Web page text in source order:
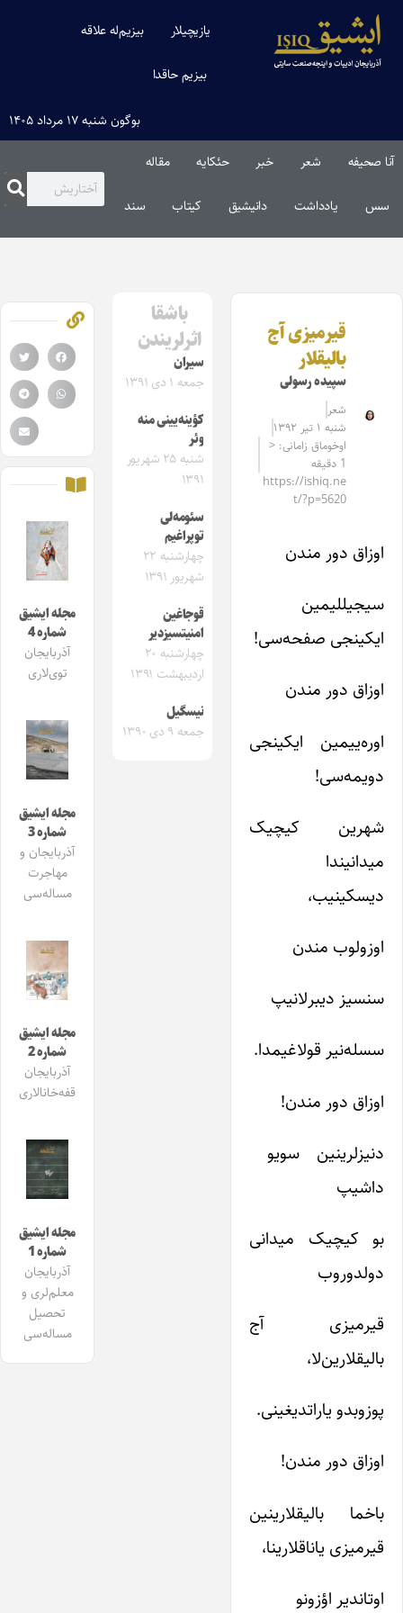
یازیچیلار بیزیم‌له علاقه
بیزیم حاقدا
بوگون شنبه ۱۷ مرداد ۱۴۰۵
آنا صحیفه شعر خبر حئکایه مقاله‌
سس یادداشت دانیشیق کیتاب سند
قیرمیزی آج
بالیقلار
سپیده رسولی
شعر
شنبه ۱ تیر ۱۳۹۲
اوخوماق زامانی: <
1 دقیقه
https://ishiq.ne
t/?p=5620
اوزاق دور مندن
سیجیللیمین
ایکینجی صفحه‌سی!
اوزاق دور مندن
اوره‌ییمین ایکینجی
دویمه‌سی!
شهرین کیچیک
میدانیندا
دیسکینیب،
اوزولوب مندن
سنسیز دیبرلانیپ
سسله‌نیر قولاغیمدا.
اوزاق دور مندن!
دنیزلرینین سویو
داشیپ
بو کیچیک میدانی
دولدوروب
قیرمیزی آج
بالیقلارین‌لا،
پوزوبدو یاراتدیغینی.
اوزاق دور مندن!
باخما بالیقلارینین
قیرمیزی یاناقلارینا،
اوتاندیر اؤزونو
باشقا
اثرلریندن
سیران
جمعه ۱ دی ۱۳۹۱
ﮐﺆینه‌یینی منه
وئر
شنبه ۲۵ شهریور
۱۳۹۱
سئومه‌لی
توپراغیم
چهارشنبه ۲۲
شهریور ۱۳۹۱
قوجاغین
امنیتسیزدیر
چهارشنبه ۲۰
اردیبهشت ۱۳۹۱
نیسگیل
جمعه ۹ دی ۱۳۹۰
مجله ایشیق
شماره 4
آذربایجان
توی‌لاری
مجله ایشیق
شماره 3
آذربایجان و
مهاجرت
مساله‌سی
مجله ایشیق
شماره 2
آذربایجان
قفه‌خانالاری
مجله ایشیق
شماره 1
آذربایجان
معلم‌لری و
تحصیل
مساله‌سی